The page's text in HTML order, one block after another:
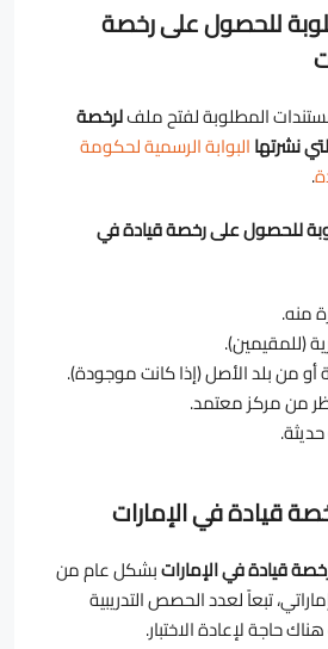
للحصول على رخصة
المطلوبة لفتح ملفلرخصة
نشرتهاالبوابة الرسمية لحكومة
.
للحصول على رخصة قيادة في
منه.
(للمقيمين).
أو من بلد الأصل (إذا كانت موجودة).
من مركز معتمد.
قيادة في الإمارات
قيادة في الإماراتبشكل عام من
درهم إماراتي، تبعاً لعدد الحصص التدريبية
حاجة لإعادة الاختبار.